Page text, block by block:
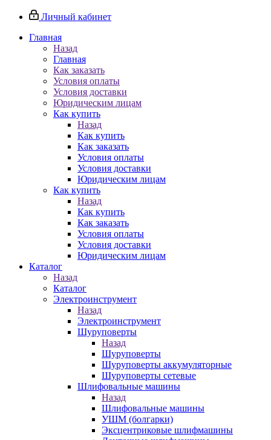
Личный кабинет
Главная
Назад
Главная
Как заказать
Условия оплаты
Условия доставки
Юридическим лицам
Как купить
Назад
Как купить
Как заказать
Условия оплаты
Условия доставки
Юридическим лицам
Как купить
Назад
Как купить
Как заказать
Условия оплаты
Условия доставки
Юридическим лицам
Каталог
Назад
Каталог
Электроинструмент
Назад
Электроинструмент
Шуруповерты
Назад
Шуруповерты
Шуруповерты аккумуляторные
Шуруповерты сетевые
Шлифовальные машины
Назад
Шлифовальные машины
УШМ (болгарки)
Эксцентриковые шлифмашины